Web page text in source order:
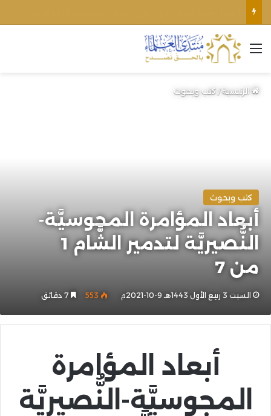
القائمة
الرئيسية/كتب وبحوث
كتب وبحوث
أبعاد المؤامرة المجوسيَّة-
النُّصيريَّة لتدمير الشَّام 1
من 7
السبت 3 ربيع الأول 1443هـ 9-10-2021م 553
أبعاد المؤامرة
المجوسيَّة-النُّصيريَّة